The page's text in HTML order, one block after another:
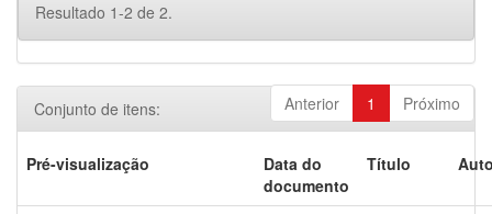
Resultado 1-2 de 2.
Anterior 1 Próximo
Conjunto de itens:
Pré-visualização
Data do
documento
Título